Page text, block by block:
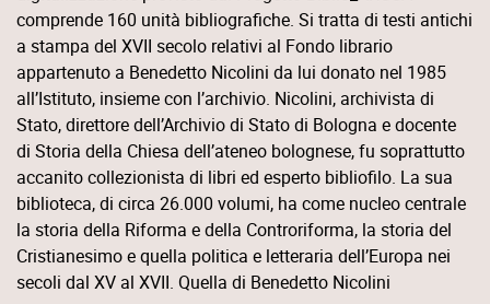
comprende 160 unità bibliografiche. Si tratta di testi antichi
a stampa del XVII secolo relativi al Fondo librario
appartenuto a Benedetto Nicolini da lui donato nel 1985
all’Istituto, insieme con l’archivio. Nicolini, archivista di
Stato, direttore dell’Archivio di Stato di Bologna e docente
di Storia della Chiesa dell’ateneo bolognese, fu soprattutto
accanito collezionista di libri ed esperto bibliofilo. La sua
biblioteca, di circa 26.000 volumi, ha come nucleo centrale
la storia della Riforma e della Controriforma, la storia del
Cristianesimo e quella politica e letteraria dell’Europa nei
secoli dal XV al XVII. Quella di Benedetto Nicolini